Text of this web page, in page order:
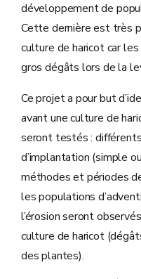
développement de
Cette dernière est très
culture de haricot car
gros dégâts lors de la
Ce projet a pour but
avant une culture de
seront testés :
d’implantation (simple
méthodes et périodes
les populations
l’érosion seront
culture de haricot
des plantes).